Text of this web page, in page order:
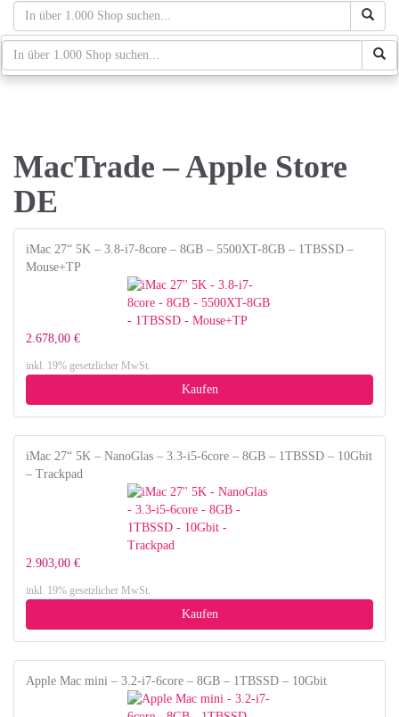
Skip
main
content
schaufenster.de
MacTrade – Apple Store
DE
iMac 27“ 5K – 3.8-i7-8core – 8GB – 5500XT-8GB – 1TBSSD –
Mouse+TP
2.678,00 €
inkl. 19% gesetzlicher MwSt.
Kaufen
iMac 27“ 5K – NanoGlas – 3.3-i5-6core – 8GB – 1TBSSD – 10Gbit
– Trackpad
2.903,00 €
inkl. 19% gesetzlicher MwSt.
Kaufen
Apple Mac mini – 3.2-i7-6core – 8GB – 1TBSSD – 10Gbit